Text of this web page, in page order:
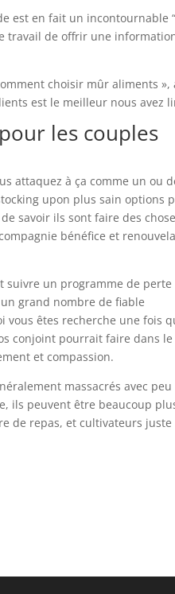
est en fait un incontournable
travail de offrir une
choisir mûr aliments »,
est le meilleur nous avez
les couples
attaquez à ça comme un ou
upon plus sain options
savoir ils sont faire des
bénéfice et
suivre un programme de perte
grand nombre de fiable
vous êtes recherche une fois
conjoint pourrait faire dans le
et compassion.
massacrés avec peu
ils peuvent être beaucoup
de repas, et cultivateurs